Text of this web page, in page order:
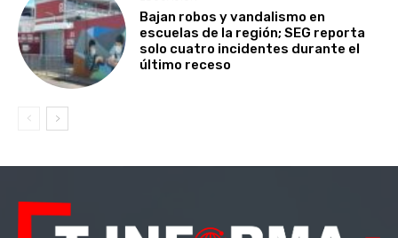
Bajan robos y vandalismo en
escuelas de la región; SEG reporta
solo cuatro incidentes durante el
último receso